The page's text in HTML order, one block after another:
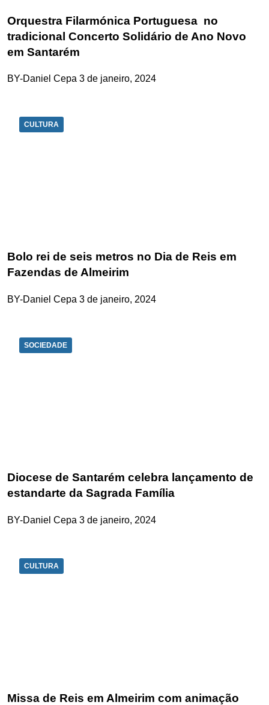
Orquestra Filarmónica Portuguesa no
tradicional Concerto Solidário de Ano Novo
em Santarém
BY-Daniel Cepa 3 de janeiro, 2024
CULTURA
Bolo rei de seis metros no Dia de Reis em
Fazendas de Almeirim
BY-Daniel Cepa 3 de janeiro, 2024
SOCIEDADE
Diocese de Santarém celebra lançamento de
estandarte da Sagrada Família
BY-Daniel Cepa 3 de janeiro, 2024
CULTURA
Missa de Reis em Almeirim com animação